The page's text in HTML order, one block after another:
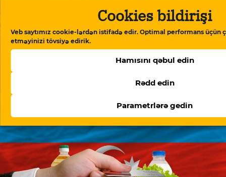
Cookies bildirişi
Veb saytımız cookie-lərdən istifadə edir. Optimal performans üçün
etməyinizi tövsiyə edirik.
Hamısını qəbul edin
Rədd edin
Parametrlərə gedin
“Meydan TV işi”: “Burada mühakimə olunan
Azərbaycan cəmiyyətinin vicdanıdır”